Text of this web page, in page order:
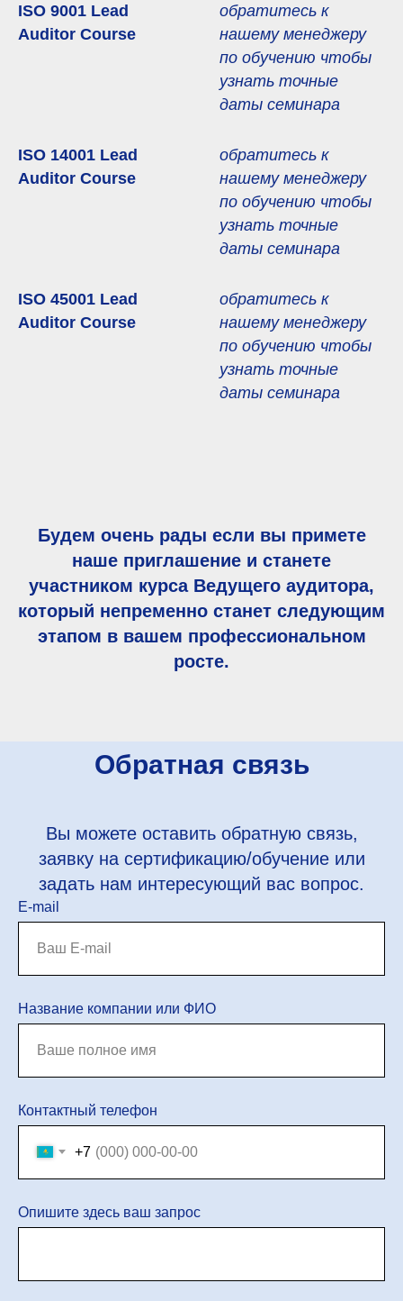
ISO 9001 Lead
Auditor Course
обратитесь к
нашему менеджеру
по обучению чтобы
узнать точные
даты семинара
ISO 14001 Lead
Auditor Course
обратитесь к
нашему менеджеру
по обучению чтобы
узнать точные
даты семинара
ISO 45001 Lead
Auditor Course
обратитесь к
нашему менеджеру
по обучению чтобы
узнать точные
даты семинара
Будем очень рады если вы примете
наше приглашение и станете
участником курса Ведущего аудитора,
который непременно станет следующим
этапом в вашем профессиональном
росте.
Обратная связь
Вы можете оставить обратную связь,
заявку на сертификацию/обучение или
задать нам интересующий вас вопрос.
E-mail
Название компании или ФИО
Контактный телефон
+7
Опишите здесь ваш запрос